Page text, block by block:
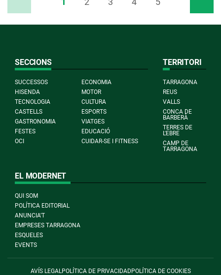
SECCIONS
SUCCESSOS
ECONOMIA
HISENDA
MOTOR
TECNOLOGIA
CULTURA
CASTELLS
ESPORTS
GASTRONOMIA
VIATGES
FESTES
EDUCACIÓ
OCI
CUIDAR-SE I FITNESS
TERRITORI
TARRAGONA
REUS
VALLS
CONCA DE
BARBERÀ
TERRES DE
L'EBRE
CAMP DE
TARRAGONA
EL MODERNET
QUI SOM
POLÍTICA EDITORIAL
ANUNCIA'T
EMPRESES TARRAGONA
ESQUELES
EVENTS
AVÍS LEGALPOLÍTICA DE PRIVACIDADPOLÍTICA DE COOKIES